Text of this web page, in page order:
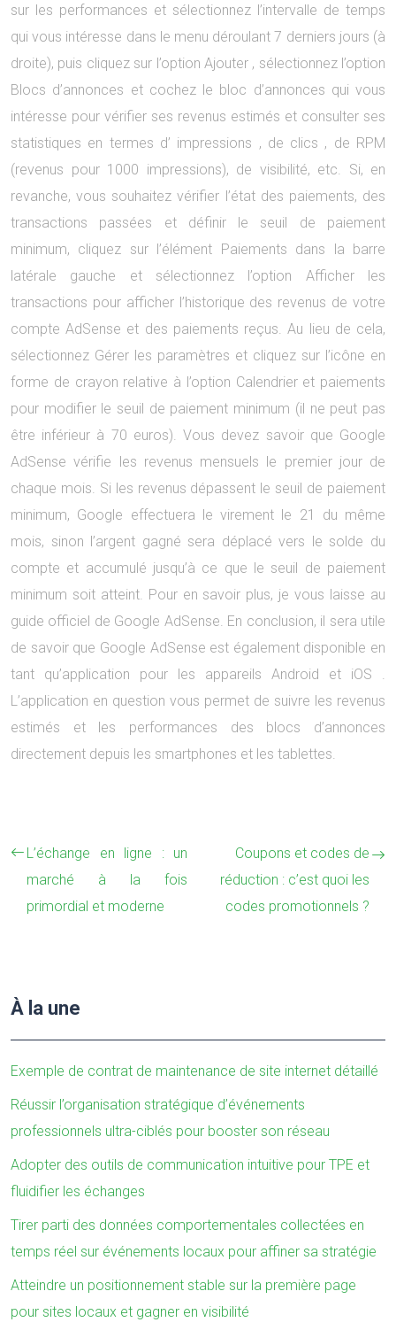
sur les performances et sélectionnez l’intervalle de temps
qui vous intéresse dans le menu déroulant 7 derniers jours (à
droite), puis cliquez sur l’option Ajouter , sélectionnez l’option
Blocs d’annonces et cochez le bloc d’annonces qui vous
intéresse pour vérifier ses revenus estimés et consulter ses
statistiques en termes d’ impressions , de clics , de RPM
(revenus pour 1000 impressions), de visibilité, etc. Si, en
revanche, vous souhaitez vérifier l’état des paiements, des
transactions passées et définir le seuil de paiement
minimum, cliquez sur l’élément Paiements dans la barre
latérale gauche et sélectionnez l’option Afficher les
transactions pour afficher l’historique des revenus de votre
compte AdSense et des paiements reçus. Au lieu de cela,
sélectionnez Gérer les paramètres et cliquez sur l’icône en
forme de crayon relative à l’option Calendrier et paiements
pour modifier le seuil de paiement minimum (il ne peut pas
être inférieur à 70 euros). Vous devez savoir que Google
AdSense vérifie les revenus mensuels le premier jour de
chaque mois. Si les revenus dépassent le seuil de paiement
minimum, Google effectuera le virement le 21 du même
mois, sinon l’argent gagné sera déplacé vers le solde du
compte et accumulé jusqu’à ce que le seuil de paiement
minimum soit atteint. Pour en savoir plus, je vous laisse au
guide officiel de Google AdSense. En conclusion, il sera utile
de savoir que Google AdSense est également disponible en
tant qu’application pour les appareils Android et iOS .
L’application en question vous permet de suivre les revenus
estimés et les performances des blocs d’annonces
directement depuis les smartphones et les tablettes.
L’échange en ligne : un
marché à la fois
primordial et moderne
Coupons et codes de
réduction : c’est quoi les
codes promotionnels ?
À la une
Exemple de contrat de maintenance de site internet détaillé
Réussir l’organisation stratégique d’événements
professionnels ultra-ciblés pour booster son réseau
Adopter des outils de communication intuitive pour TPE et
fluidifier les échanges
Tirer parti des données comportementales collectées en
temps réel sur événements locaux pour affiner sa stratégie
Atteindre un positionnement stable sur la première page
pour sites locaux et gagner en visibilité